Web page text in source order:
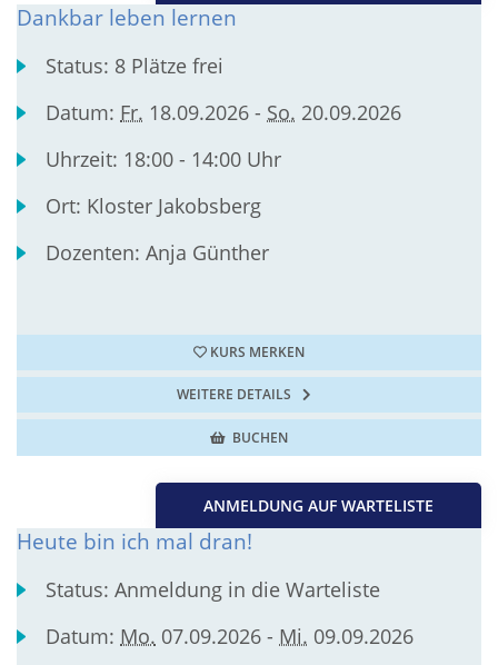
Dankbar leben lernen
Status: 8 Plätze frei
Datum: Fr. 18.09.2026 - So. 20.09.2026
Uhrzeit: 18:00 - 14:00 Uhr
Ort: Kloster Jakobsberg
Dozenten:Anja Günther
KURS MERKEN
WEITERE DETAILS
BUCHEN
ANMELDUNG AUF WARTELISTE
Heute bin ich mal dran!
Status:Anmeldung in die Warteliste
Datum: Mo. 07.09.2026 - Mi. 09.09.2026